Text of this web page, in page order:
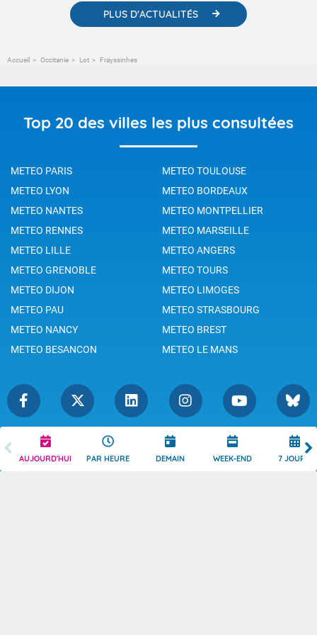
AUJOURD'HUI PAR HEURE DEMAIN WEEK-END 7 JOURS
PLUS D'ACTUALITÉS
Accueil Occitanie Lot Frayssinhes
Top 20 des villes les plus consultées
METEO PARIS
METEO TOULOUSE
METEO LYON
METEO BORDEAUX
METEO NANTES
METEO MONTPELLIER
METEO RENNES
METEO MARSEILLE
METEO LILLE
METEO ANGERS
METEO GRENOBLE
METEO TOURS
METEO DIJON
METEO LIMOGES
METEO PAU
METEO STRASBOURG
METEO NANCY
METEO BREST
METEO BESANCON
METEO LE MANS